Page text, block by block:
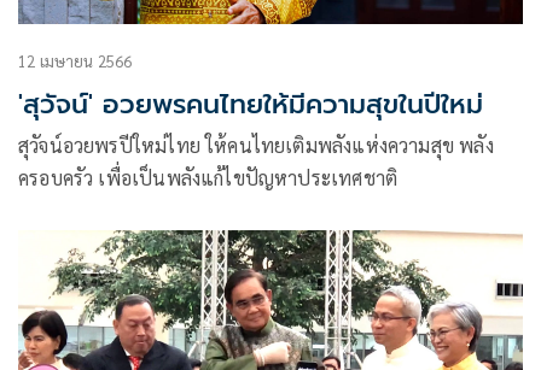
12 เมษายน 2566
'สุวัจน์' อวยพรคนไทยให้มีความสุขในปีใหม่
สุวัจน์อวยพรปีใหม่ไทย ให้คนไทยเติมพลังแห่งความสุข พลัง
ครอบครัว เพื่อเป็นพลังแก้ไขปัญหาประเทศชาติ